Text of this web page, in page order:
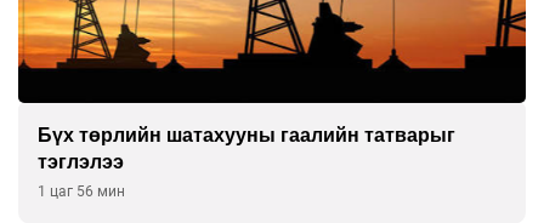
Бүх төрлийн шатахууны гаалийн татварыг
тэглэлээ
1 цаг 56 мин